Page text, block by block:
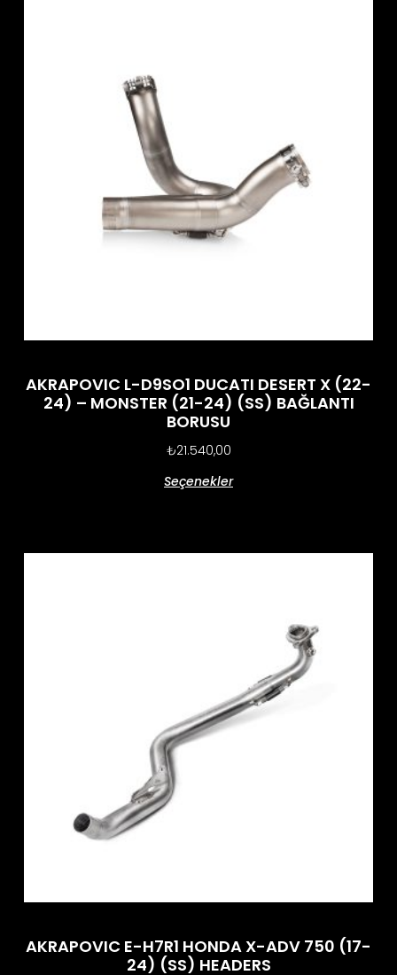
AKRAPOVIC L-D9SO1 DUCATI DESERT X (22-
24) – MONSTER (21-24) (SS) BAĞLANTI
BORUSU
₺21.540,00
Seçenekler
AKRAPOVIC E-H7R1 HONDA X-ADV 750 (17-
24) (SS) HEADERS